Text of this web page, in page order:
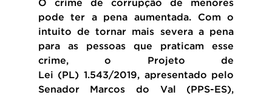
O crime de corrupção de menores
pode ter a pena aumentada. Com o
intuito de tornar mais severa a pena
para as pessoas que praticam esse
crime, o Projeto de
Lei (PL) 1.543/2019, apresentado pelo
Senador Marcos do Val (PPS-ES),